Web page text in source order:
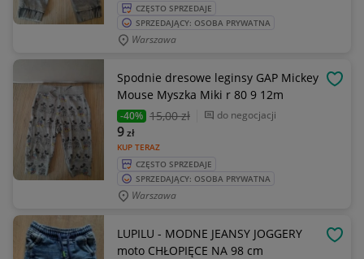
CZĘSTO SPRZEDAJE
SPRZEDAJĄCY: OSOBA PRYWATNA
Warszawa
Spodnie dresowe leginsy GAP Mickey
Mouse Myszka Miki r 80 9 12m
-40% 15,00 zł do negocjacji
KUP TERAZ
9zł
CZĘSTO SPRZEDAJE
SPRZEDAJĄCY: OSOBA PRYWATNA
Warszawa
LUPILU - MODNE JEANSY JOGGERY
moto CHŁOPIĘCE NA 98 cm